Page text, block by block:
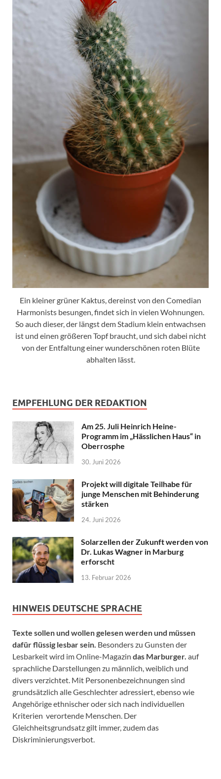
Ein kleiner grüner Kaktus, dereinst von den Comedian
Harmonists besungen, findet sich in vielen Wohnungen.
So auch dieser, der längst dem Stadium klein entwachsen
ist und einen größeren Topf braucht, und sich dabei nicht
von der Entfaltung einer wunderschönen roten Blüte
abhalten lässt.
EMPFEHLUNG DER REDAKTION
Am 25. Juli Heinrich Heine-
Programm im „Hässlichen Haus“ in
Oberrosphe
30. Juni 2026
Projekt will digitale Teilhabe für
junge Menschen mit Behinderung
stärken
24. Juni 2026
Solarzellen der Zukunft werden von
Dr. Lukas Wagner in Marburg
erforscht
13. Februar 2026
HINWEIS DEUTSCHE SPRACHE
Texte sollen und wollen gelesen werden und müssen
dafür flüssig lesbar sein. Besonders zu Gunsten der
Lesbarkeit wird im Online-Magazin das Marburger. auf
sprachliche Darstellungen zu männlich, weiblich und
divers verzichtet. Mit Personenbezeichnungen sind
grundsätzlich alle Geschlechter adressiert, ebenso wie
Angehörige ethnischer oder sich nach individuellen
Kriterien verortende Menschen. Der
Gleichheitsgrundsatz gilt immer, zudem das
Diskriminierungsverbot.